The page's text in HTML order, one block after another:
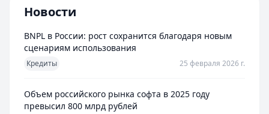
Новости
BNPL в России: рост сохранится благодаря новым
сценариям использования
Кредиты 25 февраля 2026 г.
Объем российского рынка софта в 2025 году
превысил 800 млрд рублей